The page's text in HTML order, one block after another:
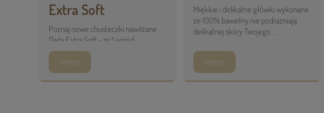
Extra Soft
Poznaj nowe chusteczki nawilżane
Dada Extra Soft - nr 1 wśród
chusteczek nawilżanych*. ...
więcej
Miękkie i delikatne główki wykonane
ze 100% bawełny nie podrażniają
delikatnej skóry Twojego ...
więcej